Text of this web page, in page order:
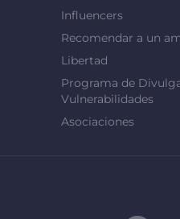
Influencers
Recomendar a un
Libertad
Programa de
Vulnerabilidades
Asociaciones